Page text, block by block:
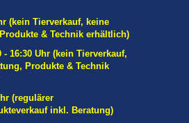
(kein Tierverkauf, keine
& Technik erhältlich)
- 16:30 Uhr (kein Tierverkauf,
Produkte & Technik
(regulärer
inkl. Beratung)